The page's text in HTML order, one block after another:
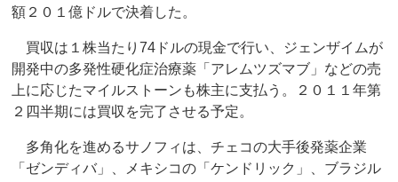
額２０１億ドルで決着した。
買収は１株当たり74ドルの現金で行い、ジェンザイムが
開発中の多発性硬化症治療薬「アレムツズマブ」などの売
上に応じたマイルストーンも株主に支払う。２０１１年第
２四半期には買収を完了させる予定。
多角化を進めるサノフィは、チェコの大手後発薬企業
「ゼンディバ」、メキシコの「ケンドリック」、ブラジル